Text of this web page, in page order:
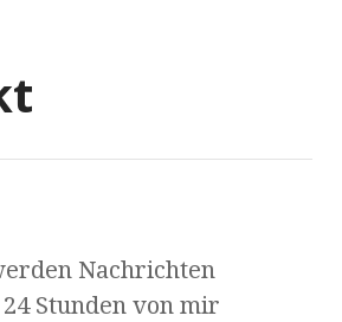
Nachrichten
Stunden von mir